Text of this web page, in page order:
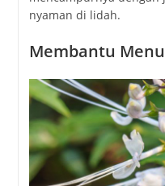
nyaman di lidah.
Membantu